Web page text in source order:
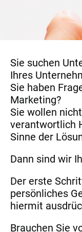
Sie suchen
Ihres
Sie haben
Marketing?
Sie wollen
verantwortlich
Sinne der
Dann sind wir
Der erste
persönliches
hiermit
Brauchen Sie